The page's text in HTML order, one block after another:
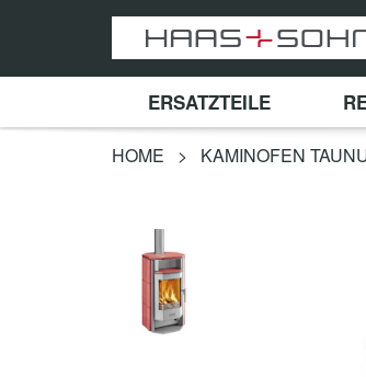
ERSATZTEILE
HOME > KAMINOFEN